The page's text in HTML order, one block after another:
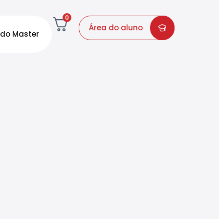
Master
0
Área do aluno